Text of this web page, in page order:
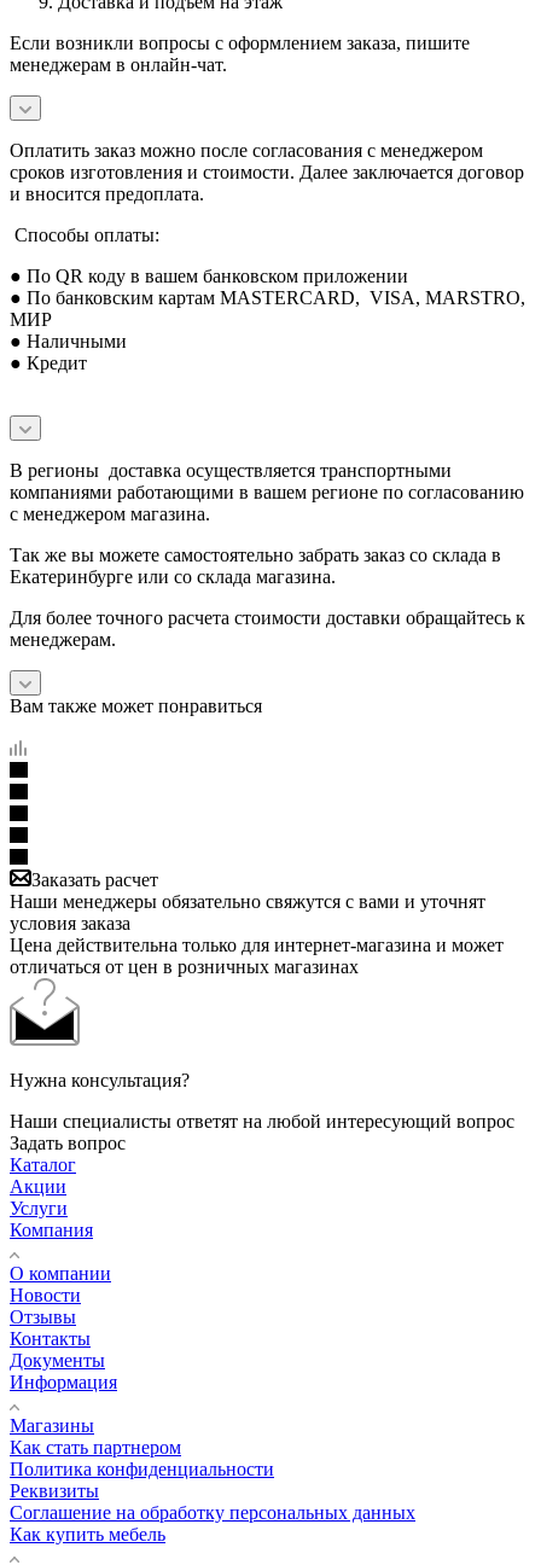
Если возникли вопросы с оформлением заказа, пишите
менеджерам в онлайн-чат.
Оплатить заказ можно после согласования с менеджером
сроков изготовления и стоимости. Далее заключается договор
и вносится предоплата.
Способы оплаты:
● По QR коду в вашем банковском приложении
● По банковским картам MASTERCARD, VISA, MARSTRO,
МИР
● Наличными
● Кредит
В регионы доставка осуществляется транспортными
компаниями работающими в вашем регионе по согласованию
с менеджером магазина.
Так же вы можете самостоятельно забрать заказ со склада в
Екатеринбурге или со склада магазина.
Для более точного расчета стоимости доставки обращайтесь к
менеджерам.
Вам также может понравиться
Заказать расчет
Наши менеджеры обязательно свяжутся с вами и уточнят
условия заказа
Цена действительна только для интернет-магазина и может
отличаться от цен в розничных магазинах
Нужна консультация?
Наши специалисты ответят на любой интересующий вопрос
Задать вопрос
Каталог
Акции
Услуги
Компания
О компании
Новости
Отзывы
Контакты
Документы
Информация
Магазины
Как стать партнером
Политика конфиденциальности
Реквизиты
Соглашение на обработку персональных данных
Как купить мебель